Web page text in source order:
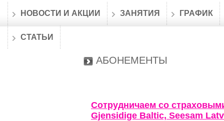
НОВОСТИ И АКЦИИ ЗАНЯТИЯ ГРАФИК
СТАТЬИ
АБОНЕМЕНТЫ
Сотрудничаем со
Gjensidige Baltic, Seesam